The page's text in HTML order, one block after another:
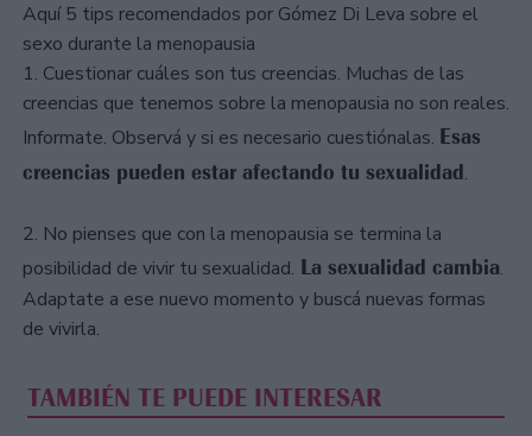
Aquí 5 tips recomendados por Gómez Di Leva sobre el
sexo durante la menopausia
1. Cuestionar cuáles son tus creencias. Muchas de las
creencias que tenemos sobre la menopausia no son reales.
Informate. Observá y si es necesario cuestiónalas. Esas
creencias pueden estar afectando tu sexualidad.
2. No pienses que con la menopausia se termina la
posibilidad de vivir tu sexualidad. La sexualidad cambia.
Adaptate a ese nuevo momento y buscá nuevas formas
de vivirla.
TAMBIÉN TE PUEDE INTERESAR